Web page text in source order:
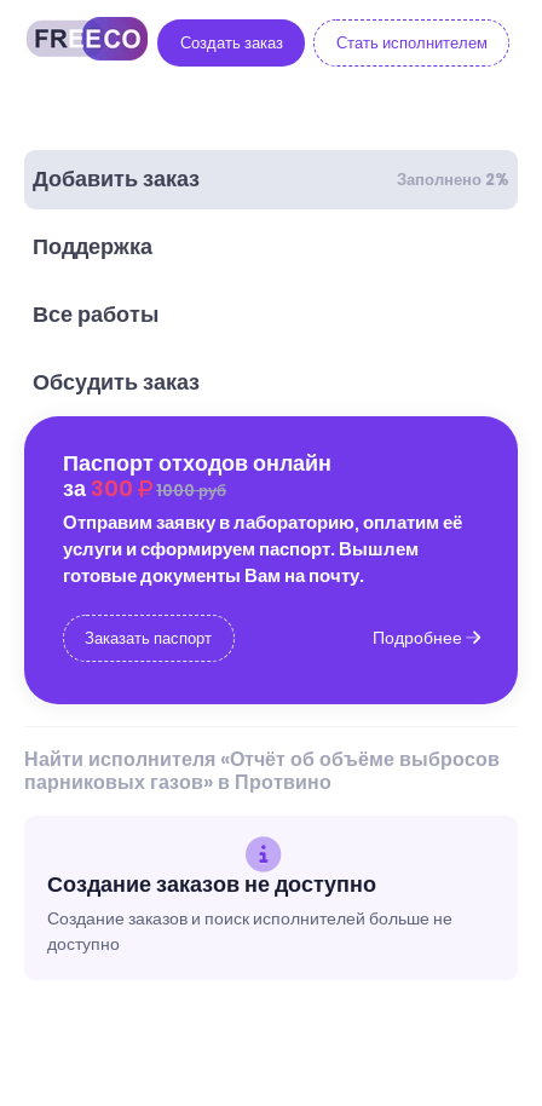
Создать заказ Стать исполнителем
Добавить заказ Заполнено 2%
Поддержка
Все работы
Обсудить заказ
Паспорт отходов онлайн
за 300 1000 руб
Отправим заявку в лабораторию, оплатим её
услуги и сформируем паспорт. Вышлем
готовые документы Вам на почту.
Заказать паспорт Подробнее
Найти исполнителя «Отчёт об объёме выбросов
парниковых газов» в Протвино
Создание заказов не доступно
Создание заказов и поиск исполнителей больше не
доступно